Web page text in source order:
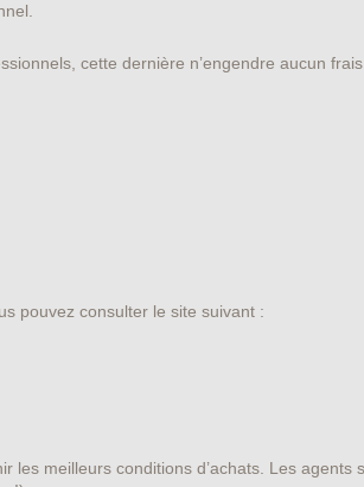
cette dernière n’engendre aucun
pouvez consulter le site suivant :
les meilleurs conditions d’achats. Les agents